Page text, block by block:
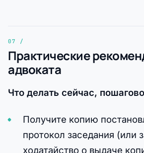
Практические
адвоката
Что делать сейчас,
Получите копию
протокол заседания (или
ходатайство о выдаче